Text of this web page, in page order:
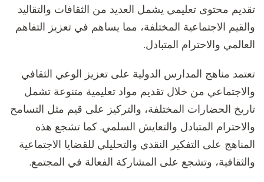
تقديم محتوى تعليمي يشمل العديد من الثقافات والتقاليد
والقيم الاجتماعية المختلفة، مما يساهم في تعزيز التفاهم
العالمي والاحترام المتبادل.
تعتمد مناهج المدارس الدولية على تعزيز الوعي الثقافي
والاجتماعي من خلال تقديم مواد تعليمية متنوعة تشمل
تاريخ الحضارات المختلفة، والتركيز على قيم مثل التسامح
والاحترام المتبادل والتعايش السلمي. كما تشجع هذه
المناهج على التفكير النقدي والتحليلي للقضايا الاجتماعية
والثقافية، وتشجع على المشاركة الفعالة في المجتمع.